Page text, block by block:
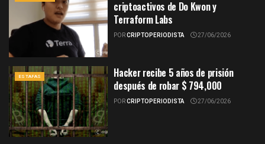
criptoactivos de Do Kwon y
Terraform Labs
PORCRIPTOPERIODISTA 27/06/2026
ESTAFAS
Hacker recibe 5 años de prisión
después de robar $ 794,000
PORCRIPTOPERIODISTA 27/06/2026